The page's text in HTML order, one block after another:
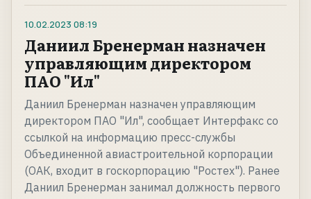
10.02.2023 08:19
Даниил Бренерман назначен
управляющим директором
ПАО "Ил"
Даниил Бренерман назначен управляющим
директором ПАО "Ил", сообщает Интерфакс со
ссылкой на информацию пресс-службы
Объединенной авиастроительной корпорации
(ОАК, входит в госкорпорацию "Ростех"). Ранее
Даниил Бренерман занимал должность первого